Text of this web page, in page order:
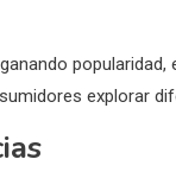
popularidad,
explorar